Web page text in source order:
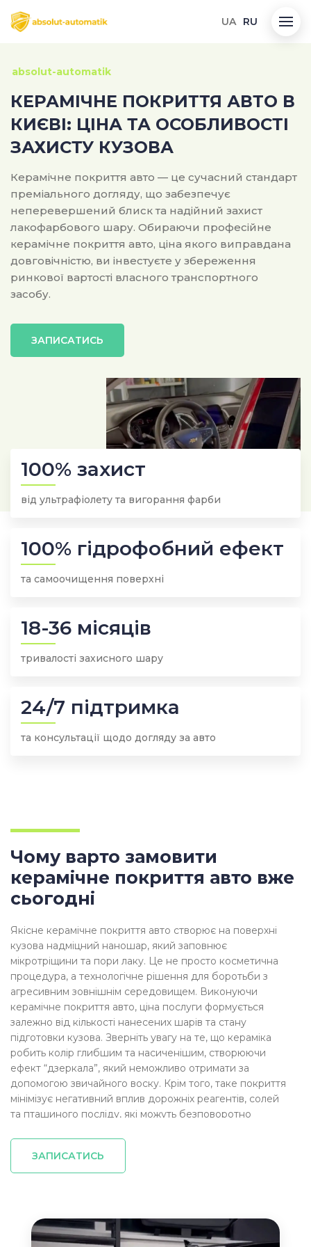
UA RU
absolut-automatik
КЕРАМІЧНЕ ПОКРИТТЯ АВТО В
КИЄВІ: ЦІНА ТА ОСОБЛИВОСТІ
ЗАХИСТУ КУЗОВА
Керамічне покриття авто — це сучасний стандарт
преміального догляду, що забезпечує
неперевершений блиск та надійний захист
лакофарбового шару. Обираючи професійне
керамічне покриття авто, ціна якого виправдана
довговічністю, ви інвестуєте у збереження
ринкової вартості власного транспортного
засобу.
ЗАПИСАТИСЬ
100% захист
від ультрафіолету та вигорання фарби
100% гідрофобний ефект
та самоочищення поверхні
18-36 місяців
тривалості захисного шару
24/7 підтримка
та консультації щодо догляду за авто
Чому варто замовити
керамічне покриття авто вже
сьогодні
Якісне керамічне покриття авто створює на поверхні
кузова надміцний наношар, який заповнює
мікротріщини та пори лаку. Це не просто косметична
процедура, а технологічне рішення для боротьби з
агресивним зовнішнім середовищем. Виконуючи
керамічне покриття авто, ціна послуги формується
залежно від кількості нанесених шарів та стану
підготовки кузова. Зверніть увагу на те, що кераміка
робить колір глибшим та насиченішим, створюючи
ефект “дзеркала”, який неможливо отримати за
допомогою звичайного воску. Крім того, таке покриття
мінімізує негативний вплив дорожніх реагентів, солей
та пташиного посліду, які можуть безповоротно
ціна на яке включає детальну деконтамінацію,
гарантує, що жоден забруднювач не залишиться під
захисним шаром. Правильно нанесене керамічне
тиском води.
ЗАПИСАТИСЬ